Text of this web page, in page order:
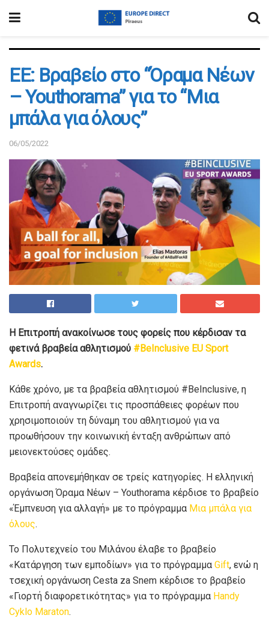
ΕΕ: Βραβείο στο “Όραμα Νέων
– Youthorama” για το “Μια
μπάλα για όλους”
06/05/2022
Η Επιτροπή ανακοίνωσε τους φορείς που κέρδισαν τα
φετινά βραβεία αθλητισμού #BeInclusive EU Sport
Awards.
Κάθε χρόνο, με τα βραβεία αθλητισμού #BeInclusive, η
Επιτροπή αναγνωρίζει τις προσπάθειες φορέων που
χρησιμοποιούν τη δύναμη του αθλητισμού για να
προωθήσουν την κοινωνική ένταξη ανθρώπων από
μειονεκτούσες ομάδες.
Βραβεία απονεμήθηκαν σε τρείς κατηγορίες. Η ελληνική
οργάνωση Όραμα Νέων – Youthorama κέρδισε το βραβείο
«Έμπνευση για αλλαγή» με το πρόγραμμα Μια μπάλα για
όλους.
Το Πολυτεχνείο του Μιλάνου έλαβε το βραβείο
«Κατάργηση των εμποδίων» για το πρόγραμμα Gift, ενώ η
τσεχική οργάνωση Cesta za Snem κέρδισε το βραβείο
«Γιορτή διαφορετικότητας» για το πρόγραμμα Handy
Cyklo Maraton.